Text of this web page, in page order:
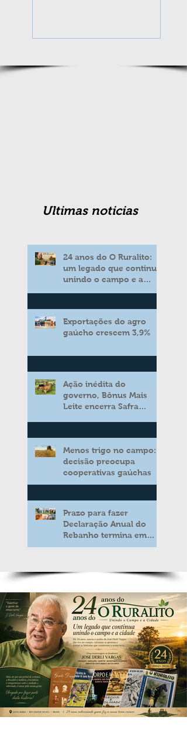
Ultimas noticias
24 anos do O Ruralito:
um legado que continua
unindo o campo e a
Exportações do agro
gaúcho crescem 3,9%
Ação inédita do
governo, Bônus Mais
Leite encerra Safra
aos produtores de leite
Menos trigo no campo:
decisão preocupa
cooperativas gaúchas
Prazo para fazer
Declaração Anual do
Rebanho termina em
duas semanas